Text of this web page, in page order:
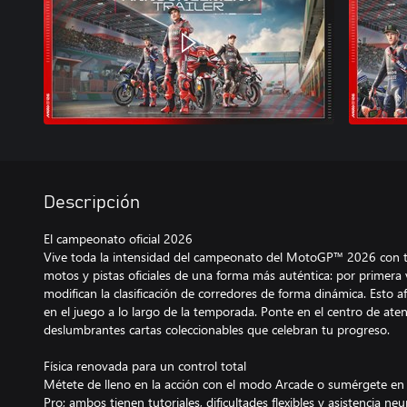
Descripción
El campeonato oficial 2026
Vive toda la intensidad del campeonato del MotoGP™ 2026 con
motos y pistas oficiales de una forma más auténtica: por
modifican la clasificación de corredores de forma dinámica. Esto
en el juego a lo largo de la temporada. Ponte en el centro de
deslumbrantes cartas coleccionables que celebran tu progreso.
Física renovada para un control total
Métete de lleno en la acción con el modo Arcade o sumérgete
Pro; ambos tienen tutoriales, dificultades flexibles y asistencia